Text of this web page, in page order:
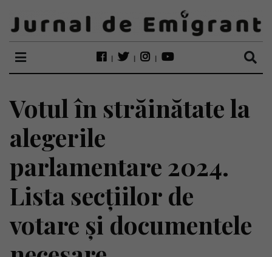
Votul în străinătate la
alegerile
parlamentare 2024.
Lista secțiilor de
votare și documentele